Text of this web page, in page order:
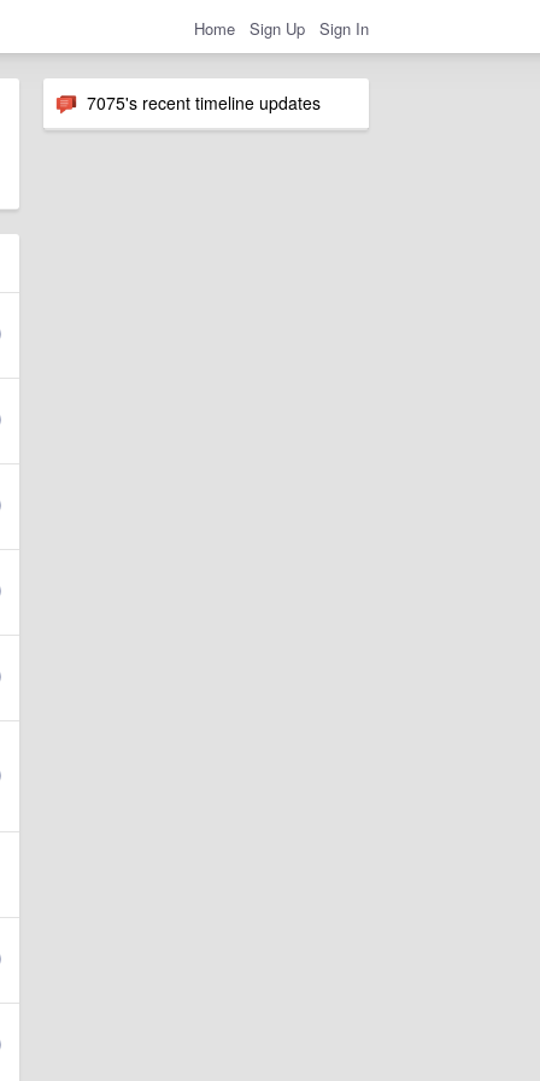
Home Sign Up Sign In
7075's recent timeline updates